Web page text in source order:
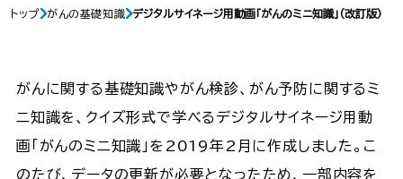
トップ がんの基礎知識 デジタルサイネージ用動画「がんのミニ知識」(改訂版)
がんに関する基礎知識やがん検診、がん予防に関するミ
ニ知識を、クイズ形式で学べるデジタルサイネージ用動
画「がんのミニ知識」を2019年2月に作成しました。こ
のたび、データの更新が必要となったため、一部内容を